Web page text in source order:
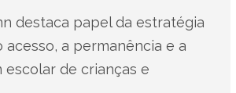
destaca papel da estratégia
acesso, a permanência e a
escolar de crianças e